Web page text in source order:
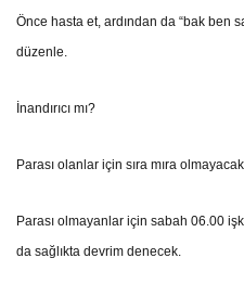
Önce hasta et, ardından da “bak ben
düzenle.
İnandırıcı mı?
Parası olanlar için sıra mıra
Parası olmayanlar için sabah 06.00
da sağlıkta devrim denecek.